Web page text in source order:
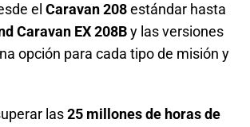
el Caravan 208estándar hasta
Caravan EX 208By las versiones
opción para cada tipo de misión y
las25 millones de horas de